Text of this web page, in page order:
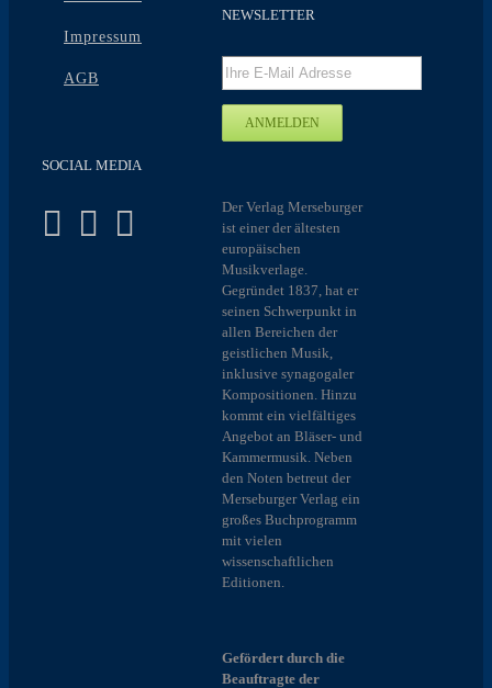
Impressum
AGB
SOCIAL MEDIA
NEWSLETTER
Der Verlag Merseburger
ist einer der ältesten
europäischen
Musikverlage.
Gegründet 1837, hat er
seinen Schwerpunkt in
allen Bereichen der
geistlichen Musik,
inklusive synagogaler
Kompositionen. Hinzu
kommt ein vielfältiges
Angebot an Bläser- und
Kammermusik. Neben
den Noten betreut der
Merseburger Verlag ein
großes Buchprogramm
mit vielen
wissenschaftlichen
Editionen.
Gefördert durch die
Beauftragte der